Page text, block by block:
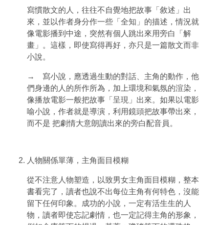
寫慣散文的人，往往不自覺地把故事「敘述」出
來，並以作者身分作一些「全知」的描述，情況就
像電影播到中途，突然有個人跳出來用旁白「解
畫」。這樣，即使寫得再好，亦只是一篇散文而非
小說。
→ 寫小說，應透過生動的對話、主角的動作，他
們身邊的人的所作所為，加上環境和氣氛的渲染，
像播放電影一般把故事「呈現」出來。如果以電影
喻小說，作者就是導演，利用鏡頭把故事帶出來，
而不是 把劇情大意朗讀出來的旁白配音員。
人物關係單薄，主角面目模糊
從不注意人物塑造，以致男女主角面目模糊，整本
書看完了，讀者也說不出每位主角有何特色，沒能
留下任何印象。成功的小說，一定有活生生的人
物，讀者即使忘記劇情，也一定記得主角的形象，